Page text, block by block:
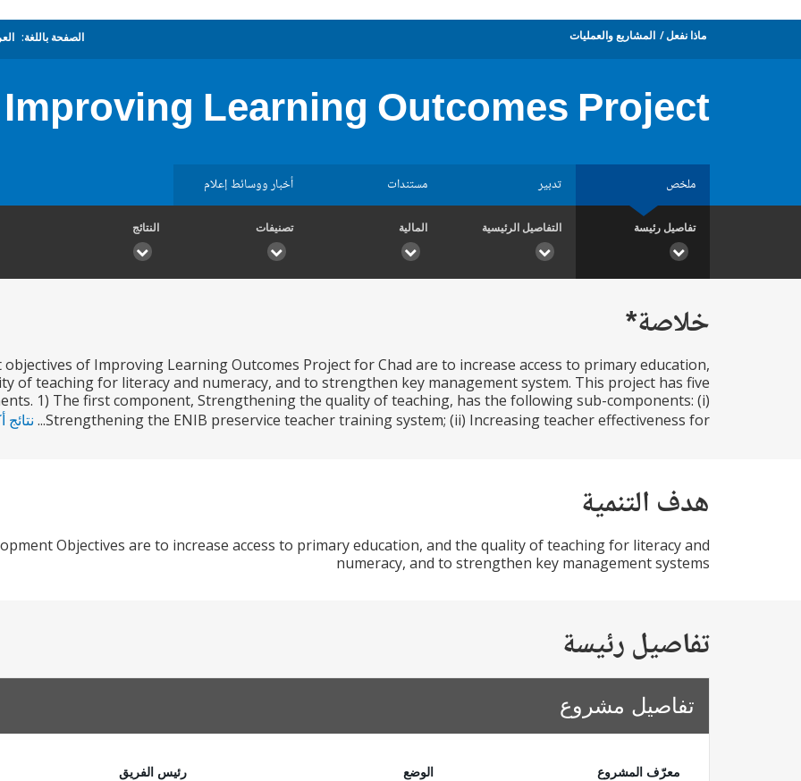
ماذا نفعل المشاريع والعمليات الصفحة باللغة:
Learning Outcomes Project
ملخص تدبير مستندات أخبار ووسائط إعلام
تفاصيل رئيسة التفاصيل الرئيسية المالية تصنيفات النتائج
خلاصة*
of Improving Learning Outcomes Project for Chad are to increase access to primary education,
of teaching for literacy and numeracy, and to strengthen key management system. This project has five
1) The first component, Strengthening the quality of teaching, has the following sub-components: (i)
Strengthening the ENIB preservice teacher training system; (ii) Increasing teacher effectiveness for...
نتائج
هدف التنمية
Objectives are to increase access to primary education, and the quality of teaching for literacy and
numeracy, and to strengthen key management systems
تفاصيل رئيسة
تفاصيل مشروع
معرّف المشروع
الوضع
رئيس الفريق